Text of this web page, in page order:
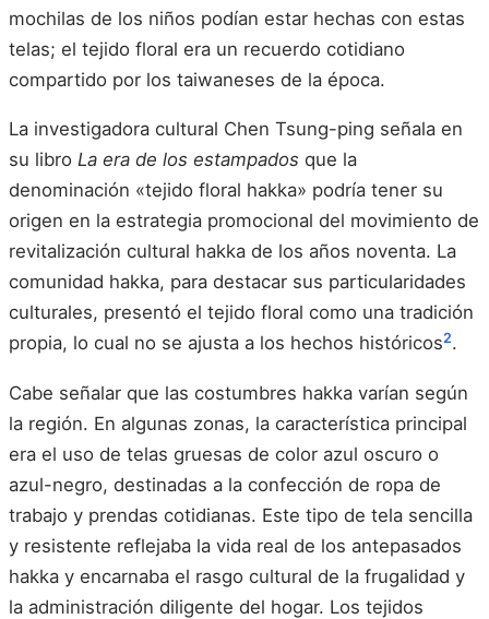
mochilas de los niños podían estar hechas con estas
telas; el tejido floral era un recuerdo cotidiano
compartido por los taiwaneses de la época.
La investigadora cultural Chen Tsung-ping señala en
su libro La era de los estampados que la
denominación «tejido floral hakka» podría tener su
origen en la estrategia promocional del movimiento de
revitalización cultural hakka de los años noventa. La
comunidad hakka, para destacar sus particularidades
culturales, presentó el tejido floral como una tradición
propia, lo cual no se ajusta a los hechos históricos2.
Cabe señalar que las costumbres hakka varían según
la región. En algunas zonas, la característica principal
era el uso de telas gruesas de color azul oscuro o
azul-negro, destinadas a la confección de ropa de
trabajo y prendas cotidianas. Este tipo de tela sencilla
y resistente reflejaba la vida real de los antepasados
hakka y encarnaba el rasgo cultural de la frugalidad y
la administración diligente del hogar. Los tejidos